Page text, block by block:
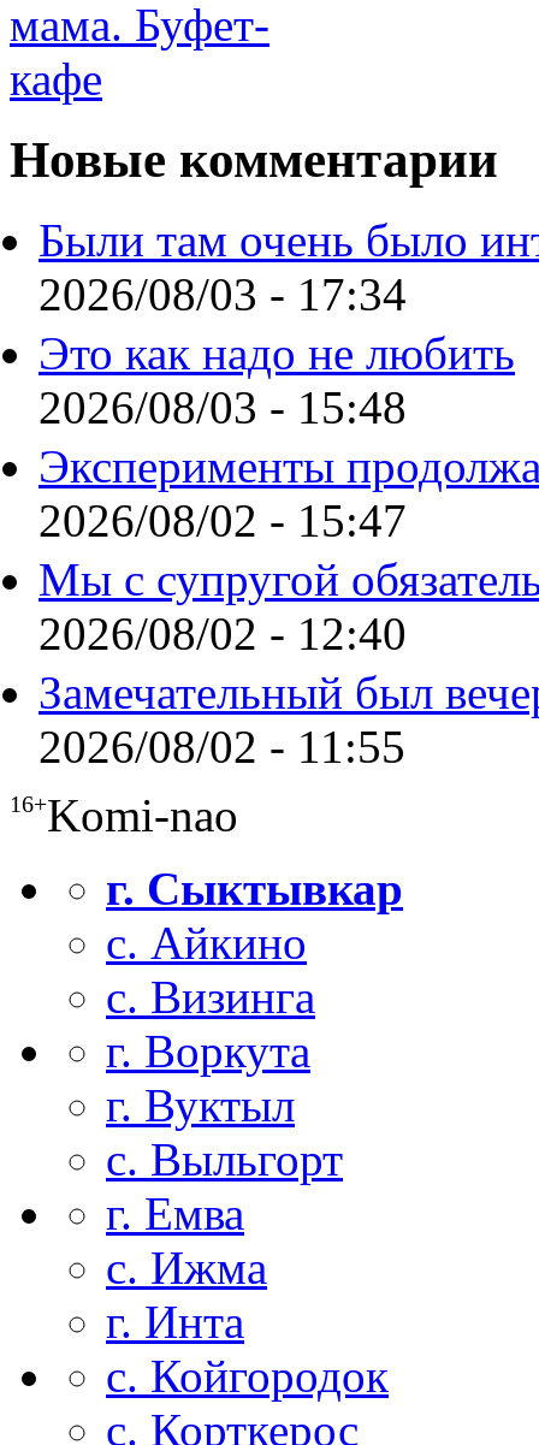
Новые комментарии
Были там очень было
2026/08/03 - 17:34
Это как надо не любить
2026/08/03 - 15:48
Эксперименты
2026/08/02 - 15:47
Мы с супругой
2026/08/02 - 12:40
Замечательный был
2026/08/02 - 11:55
16+Komi-nao
г. Сыктывкар
с. Айкино
с. Визинга
г. Воркута
г. Вуктыл
с. Выльгорт
г. Емва
с. Ижма
г. Инта
с. Койгородок
с. Корткерос